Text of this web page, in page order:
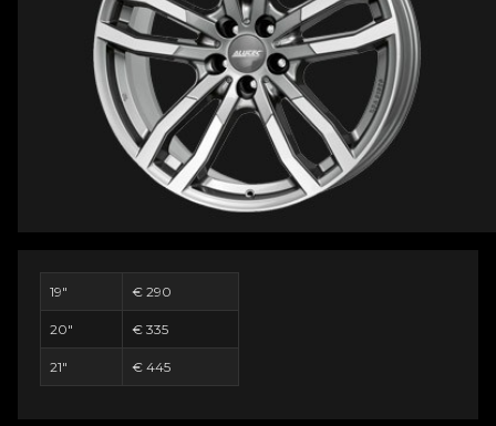
19" € 290
20" € 335
21" € 445